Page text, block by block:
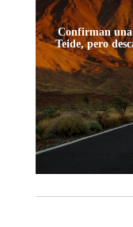
Confirman
Teide, pero